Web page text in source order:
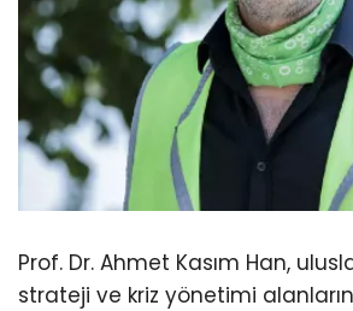
Prof. Dr. Ahmet Kasım Han,
strateji ve kriz yönetimi